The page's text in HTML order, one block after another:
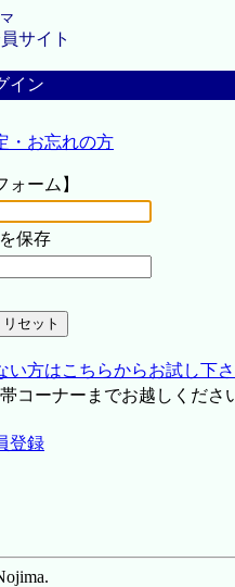
サイト
イン
・お忘れの方
ォーム】
保存
い方はこちらからお試し下
コーナーまでお越しくださ
登録